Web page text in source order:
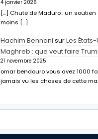
4 janvier 2026
[…] Chute de Maduro : un soutien
moins […]
Hachim Bennani surLes
Maghreb : que veut faire
21 novembre 2025
omar bendouro vous avez 1000
jamais vu les choses de cette